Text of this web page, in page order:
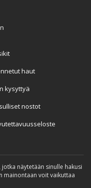
haut
kysyttyä
nostot
näytetään sinulle hakusi
mainontaan voit vaikuttaa